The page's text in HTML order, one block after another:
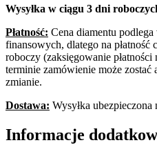
Wysyłka w ciągu 3 dni
Płatność: Cena diamentu
finansowych, dlatego na płatność
roboczy (zaksięgowanie
terminie zamówienie może zostać
zmianie.
Dostawa: Wysyłka ubezpieczona
Informacje